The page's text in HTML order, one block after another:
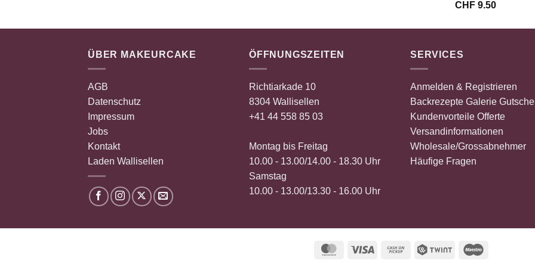
CHF 9.50
ÜBER MAKEURCAKE
AGB
Datenschutz
Impressum
Jobs
Kontakt
Laden Wallisellen
ÖFFNUNGSZEITEN
Richtiarkade 10
8304 Wallisellen
+41 44 558 85 03
Montag bis Freitag
10.00 - 13.00/14.00 - 18.30 Uhr
Samstag
10.00 - 13.00/13.30 - 16.00 Uhr
SERVICES
Anmelden & Registrieren
Backrezepte Galerie
Kundenvorteile Offerte
Versandinformationen
Wholesale/Grossabnehmer
Häufige Fragen
MasterCardVisa
Cash
Twint